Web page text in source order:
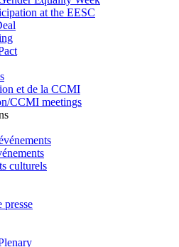
at the EESC
et de la CCMI
CCMI meetings
culturels
presse